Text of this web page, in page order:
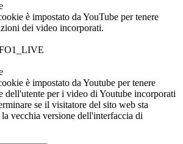
è impostato da YouTube per tenere
dei video incorporati.
è impostato da Youtube per tenere
dell'utente per i video di Youtube incorporati
se il visitatore del sito web sta
vecchia versione dell'interfaccia di